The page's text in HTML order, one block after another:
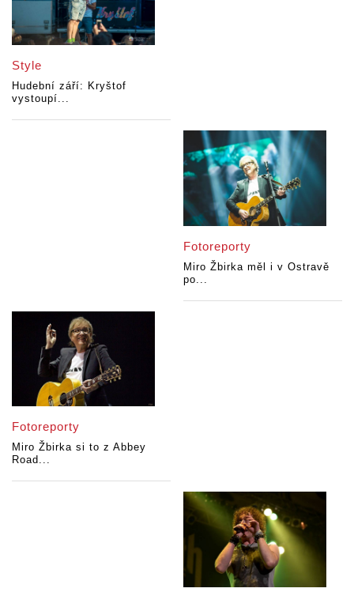
Style
Hudební září: Kryštof
vystoupí...
Fotoreporty
Miro Žbirka měl i v Ostravě
po...
Fotoreporty
Miro Žbirka si to z Abbey
Road...